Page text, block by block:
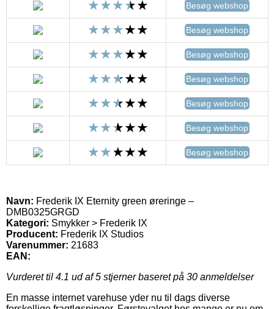
Besøg webshop
Besøg webshop
Besøg webshop
Besøg webshop
Besøg webshop
Besøg webshop
Besøg webshop
Navn: Frederik IX Eternity green øreringe –
DMB0325GRGD
Kategori: Smykker > Frederik IX
Producent: Frederik IX Studios
Varenummer: 21683
EAN:
Vurderet til 4.1 ud af 5 stjerner baseret på 30 anmeldelser
En masse internet varehuse yder nu til dags diverse